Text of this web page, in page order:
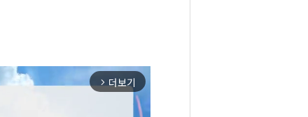
arrow_forward_ios 더보기